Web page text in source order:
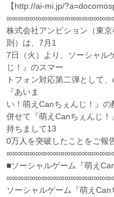
【http://ai-mi.jp/
株式会社アンビション（東
則）は、7月1
7日（火）より、ソーシャル
じ！』のスマー
トフォン対応第二弾として
『あいま
い！萌えCanちぇんじ！』の
併せて『萌えCanちぇんじ
持ちまして13
0万人を突破したことをご報
■ソーシャルゲーム『萌え
ソーシャルゲーム『萌え